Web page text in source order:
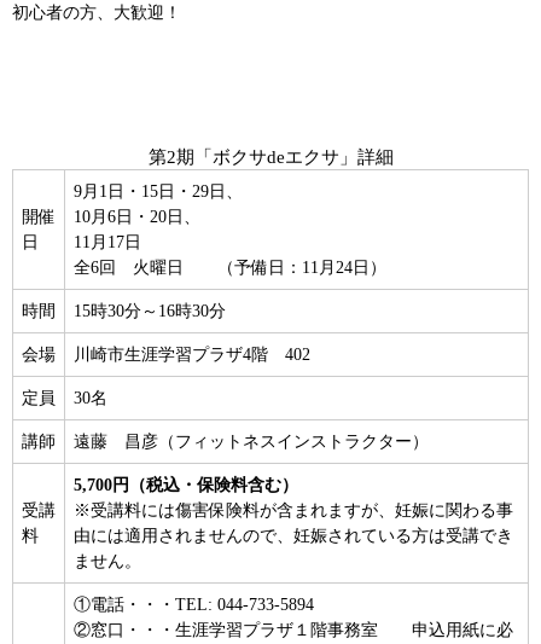
初心者の方、大歓迎！
第2期「ボクサdeエクサ」詳細
開催
日
9月1日・15日・29日、
10月6日・20日、
11月17日
全6回 火曜日 （予備日：11月24日）
時間 15時30分～16時30分
会場 川崎市生涯学習プラザ4階 402
定員 30名
講師 遠藤 昌彦（フィットネスインストラクター）
受講
料
5,700円（税込・保険料含む）
※受講料には傷害保険料が含まれますが、妊娠に関わる事
由には適用されませんので、妊娠されている方は受講でき
ません。
①電話・・・TEL: 044-733-5894
②窓口・・・生涯学習プラザ１階事務室 申込用紙に必